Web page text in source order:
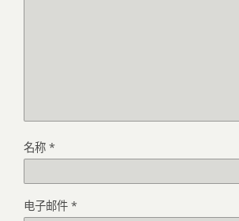
名称 *
电子邮件 *